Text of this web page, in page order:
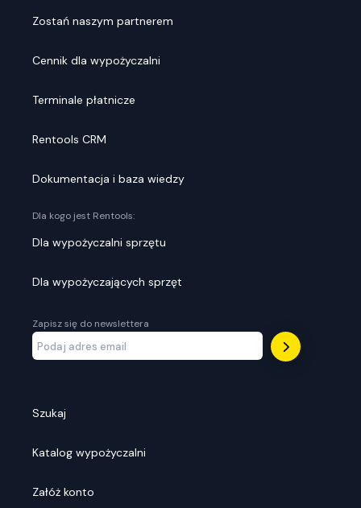
Zostań naszym partnerem
Cennik dla wypożyczalni
Terminale płatnicze
Rentools CRM
Dokumentacja i baza wiedzy
Dla kogo jest Rentools:
Dla wypożyczalni sprzętu
Dla wypożyczających sprzęt
Zapisz się do newslettera
Szukaj
Katalog wypożyczalni
Załóż konto